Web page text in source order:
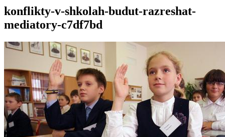
konflikty-v-shkolah-budut-razreshat-
mediatory-c7df7bd